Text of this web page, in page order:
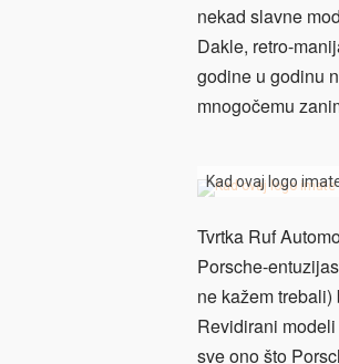
nekad slavne
Dakle, retro-
godine u godinu
mnogočemu
Kad ovaj logo
Tvrtka Ruf
Porsche-
ne kažem trebali)
Revidirani
sve ono što